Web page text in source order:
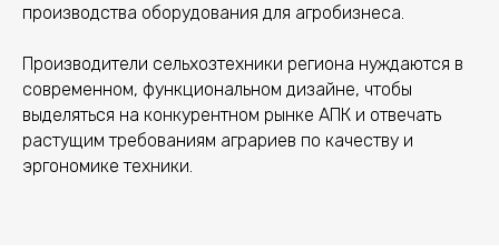
производства оборудования для агробизнеса.
Производители сельхозтехники региона нуждаются в
современном, функциональном дизайне, чтобы
выделяться на конкурентном рынке АПК и отвечать
растущим требованиям аграриев по качеству и
эргономике техники.